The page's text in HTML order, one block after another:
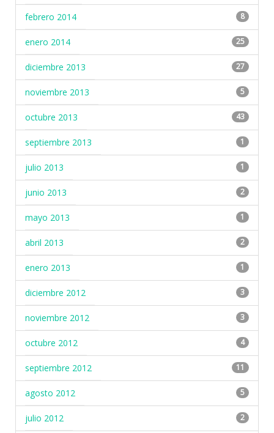
febrero 2014 8
enero 2014 25
diciembre 2013 27
noviembre 2013 5
octubre 2013 43
septiembre 2013 1
julio 2013 1
junio 2013 2
mayo 2013 1
abril 2013 2
enero 2013 1
diciembre 2012 3
noviembre 2012 3
octubre 2012 4
septiembre 2012 11
agosto 2012 5
julio 2012 2